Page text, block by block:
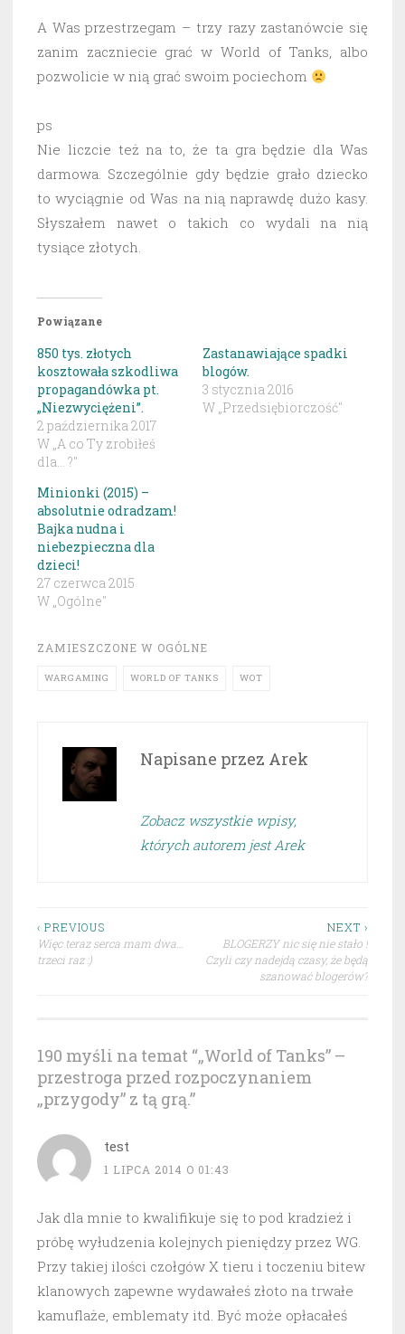
A Was przestrzegam – trzy razy zastanówcie się
zanim zaczniecie grać w World of Tanks, albo
pozwolicie w nią grać swoim pociechom
ps
Nie liczcie też na to, że ta gra będzie dla Was
darmowa. Szczególnie gdy będzie grało dziecko
to wyciągnie od Was na nią naprawdę dużo kasy.
Słyszałem nawet o takich co wydali na nią
tysiące złotych.
Powiązane
850 tys. złotych
kosztowała szkodliwa
propagandówka pt.
„Niezwyciężeni”.
2 października 2017
W „A co Ty zrobiłeś
dla... ?"
Zastanawiające spadki
blogów.
3 stycznia 2016
W „Przedsiębiorczość"
Minionki (2015) –
absolutnie odradzam!
Bajka nudna i
niebezpieczna dla
dzieci!
27 czerwca 2015
W „Ogólne"
ZAMIESZCZONE W OGÓLNE
WARGAMING WORLD OF TANKS WOT
Napisane przez Arek
Zobacz wszystkie wpisy,
których autorem jest Arek
Nawigacja
wpisu
‹ PREVIOUS
Więc teraz serca mam dwa…
trzeci raz :)
NEXT ›
BLOGERZY nic się nie stało !
Czyli czy nadejdą czasy, że będą
szanować blogerów?
190 myśli na temat “„World of Tanks” –
przestroga przed rozpoczynaniem
„przygody” z tą grą.”
test
1 LIPCA 2014 O 01:43
Jak dla mnie to kwalifikuje się to pod kradzież i
próbę wyłudzenia kolejnych pieniędzy przez WG.
Przy takiej ilości czołgów X tieru i toczeniu bitew
klanowych zapewne wydawałeś złoto na trwałe
kamuflaże, emblematy itd. Być może opłacałeś